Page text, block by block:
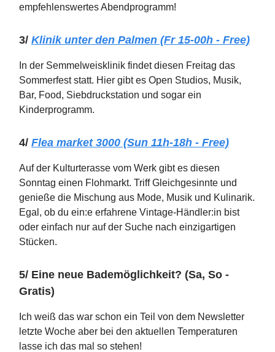
empfehlenswertes Abendprogramm!
3/ Klinik unter den Palmen (Fr 15-00h - Free)
In der Semmelweisklinik findet diesen Freitag das
Sommerfest statt. Hier gibt es Open Studios, Musik,
Bar, Food, Siebdruckstation und sogar ein
Kinderprogramm.
4/ Flea market 3000 (Sun 11h-18h - Free)
Auf der Kulturterasse vom Werk gibt es diesen
Sonntag einen Flohmarkt. Triff Gleichgesinnte und
genieße die Mischung aus Mode, Musik und Kulinarik.
Egal, ob du ein:e erfahrene Vintage-Händler:in bist
oder einfach nur auf der Suche nach einzigartigen
Stücken.
5/ Eine neue Bademöglichkeit? (Sa, So -
Gratis)
Ich weiß das war schon ein Teil von dem Newsletter
letzte Woche aber bei den aktuellen Temperaturen
lasse ich das mal so stehen!